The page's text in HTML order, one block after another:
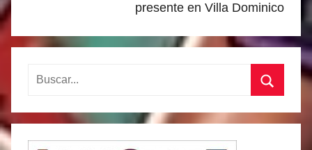
presente en Villa Dominico
Buscar: